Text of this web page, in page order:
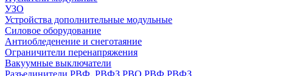
УЗО
Устройства дополнительные модульные
Силовое оборудование
Антиобледенение и снеготаяние
Ограничители перенапряжения
Вакуумные выключатели
Разъединители РВФ, РВФЗ,РВО,РВФ,РВФЗ